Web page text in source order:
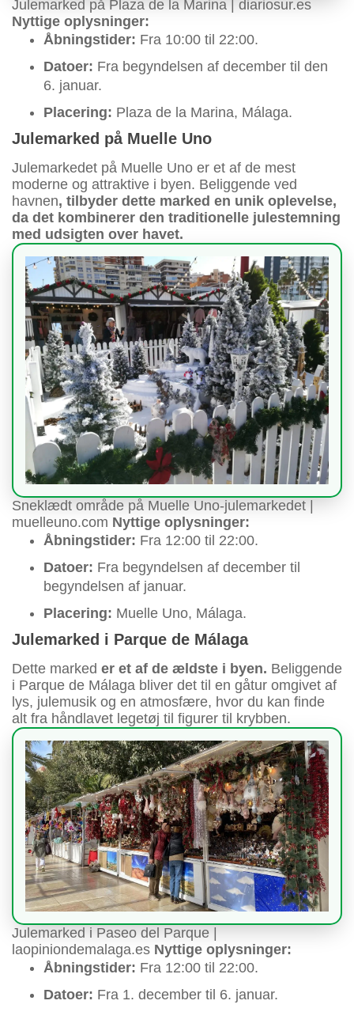
Julemarked på Plaza de la Marina | diariosur.es
Nyttige oplysninger:
Åbningstider: Fra 10:00 til 22:00.
Datoer: Fra begyndelsen af december til den
6. januar.
Placering: Plaza de la Marina, Málaga.
Julemarked på Muelle Uno
Julemarkedet på Muelle Uno er et af de mest
moderne og attraktive i byen. Beliggende ved
havnen, tilbyder dette marked en unik oplevelse,
da det kombinerer den traditionelle julestemning
med udsigten over havet.
Sneklædt område på Muelle Uno-julemarkedet |
muelleuno.com Nyttige oplysninger:
Åbningstider: Fra 12:00 til 22:00.
Datoer: Fra begyndelsen af december til
begyndelsen af januar.
Placering: Muelle Uno, Málaga.
Julemarked i Parque de Málaga
Dette marked er et af de ældste i byen. Beliggende
i Parque de Málaga bliver det til en gåtur omgivet af
lys, julemusik og en atmosfære, hvor du kan finde
alt fra håndlavet legetøj til figurer til krybben.
Julemarked i Paseo del Parque |
laopiniondemalaga.es Nyttige oplysninger:
Åbningstider: Fra 12:00 til 22:00.
Datoer: Fra 1. december til 6. januar.